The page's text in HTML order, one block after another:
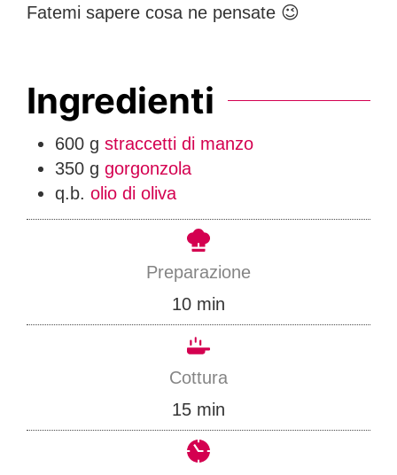
Fatemi sapere cosa ne pensate 😉
Ingredienti
600 g straccetti di manzo
350 g gorgonzola
q.b. olio di oliva
Preparazione
10m
i
t
i
min
Cottura
15m
i
min